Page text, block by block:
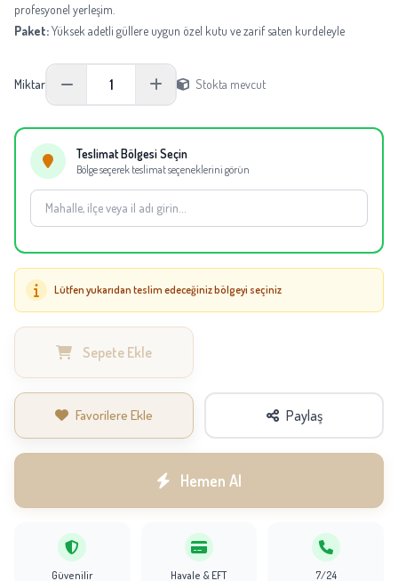
profesyonel yerleşim.
Paket:Yüksek adetli güllere uygun özel kutu ve zarif saten kurdeleyle
Yaklaşık 40-50 cm; güllerin doğal büyüklüğüne göre değişebilir.
Mevsimsel tedarik durumuna göre aynı kalite ve görünüm korunarak
Miktar 1 Stokta mevcut
Teslimat Bölgesi Seçin
Bölge seçerek teslimat seçeneklerini görün
Lütfen yukarıdan teslim edeceğiniz bölgeyi seçiniz
Sepete Ekle
Favorilere Ekle Paylaş
Hemen Al
Güvenilir
Havale & EFT
7/24